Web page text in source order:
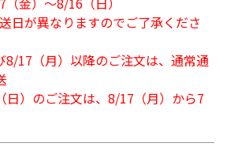
日が異なりますのでご了承くださ
8/17（月）以降のご注文は、通常通
日）のご注文は、8/17（月）から7